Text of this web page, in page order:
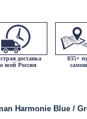
доставка
всей России
835+
Harmonie Blue /